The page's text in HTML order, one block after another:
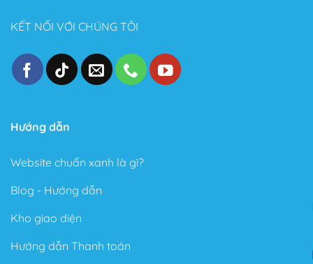
KẾT NỐI VỚI CHÚNG TÔI
Hướng dẫn
Website chuẩn xanh là gì?
Blog - Hướng dẫn
Kho giao diện
Hướng dẫn Thanh toán